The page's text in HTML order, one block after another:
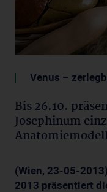
Venus –
Bis 26.10.
Josephinum
(Wien, 23-05-
2013 präsentiert